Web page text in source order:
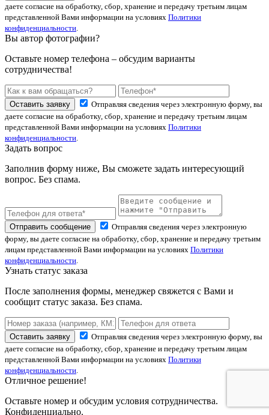
даете согласие на обработку, сбор, хранение и передачу третьим лицам
представленной Вами информации на условиях Политики
конфиденциальности.
Вы автор фотографии?
Оставьте номер телефона – обсудим варианты
сотрудничества!
Оставить заявку
Отправляя сведения через электронную форму, вы
даете согласие на обработку, сбор, хранение и передачу третьим лицам
представленной Вами информации на условиях Политики
конфиденциальности.
Задать вопрос
Заполнив форму ниже, Вы сможете задать интересующий
вопрос. Без спама.
Отправить сообщение
Отправляя сведения через электронную
форму, вы даете согласие на обработку, сбор, хранение и передачу третьим
лицам представленной Вами информации на условиях Политики
конфиденциальности.
Узнать статус заказа
После заполнения формы, менеджер свяжется с Вами и
сообщит статус заказа. Без спама.
Оставить заявку
Отправляя сведения через электронную форму, вы
даете согласие на обработку, сбор, хранение и передачу третьим лицам
представленной Вами информации на условиях Политики
конфиденциальности.
Отличное решение!
Оставьте номер и обсудим условия сотрудничества.
Конфиденциально.